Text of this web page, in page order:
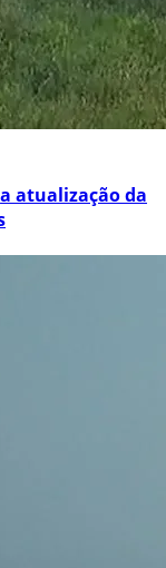
atualização da